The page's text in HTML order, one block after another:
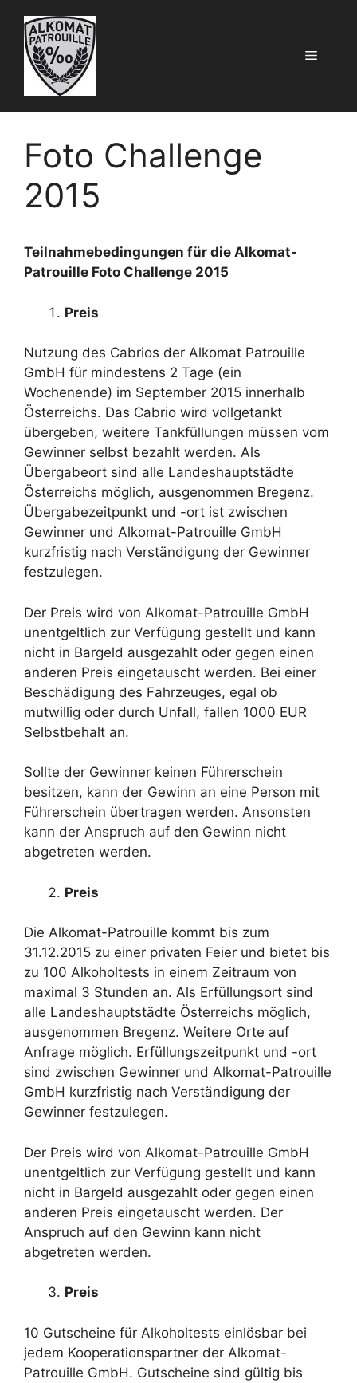
Inhalt
springen
Menü
Foto Challenge
2015
Teilnahmebedingungen für die Alkomat-
Patrouille Foto Challenge 2015
Preis
Nutzung des Cabrios der Alkomat Patrouille
GmbH für mindestens 2 Tage (ein
Wochenende) im September 2015 innerhalb
Österreichs. Das Cabrio wird vollgetankt
übergeben, weitere Tankfüllungen müssen vom
Gewinner selbst bezahlt werden. Als
Übergabeort sind alle Landeshauptstädte
Österreichs möglich, ausgenommen Bregenz.
Übergabezeitpunkt und -ort ist zwischen
Gewinner und Alkomat-Patrouille GmbH
kurzfristig nach Verständigung der Gewinner
festzulegen.
Der Preis wird von Alkomat-Patrouille GmbH
unentgeltlich zur Verfügung gestellt und kann
nicht in Bargeld ausgezahlt oder gegen einen
anderen Preis eingetauscht werden. Bei einer
Beschädigung des Fahrzeuges, egal ob
mutwillig oder durch Unfall, fallen 1000 EUR
Selbstbehalt an.
Sollte der Gewinner keinen Führerschein
besitzen, kann der Gewinn an eine Person mit
Führerschein übertragen werden. Ansonsten
kann der Anspruch auf den Gewinn nicht
abgetreten werden.
Preis
Die Alkomat-Patrouille kommt bis zum
31.12.2015 zu einer privaten Feier und bietet bis
zu 100 Alkoholtests in einem Zeitraum von
maximal 3 Stunden an. Als Erfüllungsort sind
alle Landeshauptstädte Österreichs möglich,
ausgenommen Bregenz. Weitere Orte auf
Anfrage möglich. Erfüllungszeitpunkt und -ort
sind zwischen Gewinner und Alkomat-Patrouille
GmbH kurzfristig nach Verständigung der
Gewinner festzulegen.
Der Preis wird von Alkomat-Patrouille GmbH
unentgeltlich zur Verfügung gestellt und kann
nicht in Bargeld ausgezahlt oder gegen einen
anderen Preis eingetauscht werden. Der
Anspruch auf den Gewinn kann nicht
abgetreten werden.
Preis
10 Gutscheine für Alkoholtests einlösbar bei
jedem Kooperationspartner der Alkomat-
Patrouille GmbH. Gutscheine sind gültig bis